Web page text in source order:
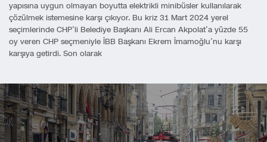
yapısına uygun olmayan boyutta elektrikli minibüsler kullanılarak
çözülmek istemesine karşı çıkıyor. Bu kriz 31 Mart 2024 yerel
seçimlerinde CHP’li Belediye Başkanı Ali Ercan Akpolat’a yüzde 55
oy veren CHP seçmeniyle İBB Başkanı Ekrem İmamoğlu’nu karşı
karşıya getirdi. Son olarak